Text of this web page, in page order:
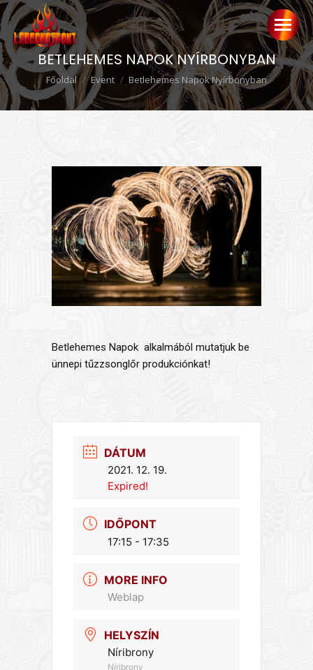
BETLEHEMES NAPOK NYÍRBONYBAN
Ön itt van:
Főoldal Event Betlehemes Napok Nyírbonyban
Betlehemes Napok alkalmából mutatjuk be
ünnepi tűzzsonglőr produkciónkat!
DÁTUM
2021. 12. 19.
Expired!
IDŐPONT
17:15 - 17:35
MORE INFO
Weblap
HELYSZÍN
Níribrony
Níribrony